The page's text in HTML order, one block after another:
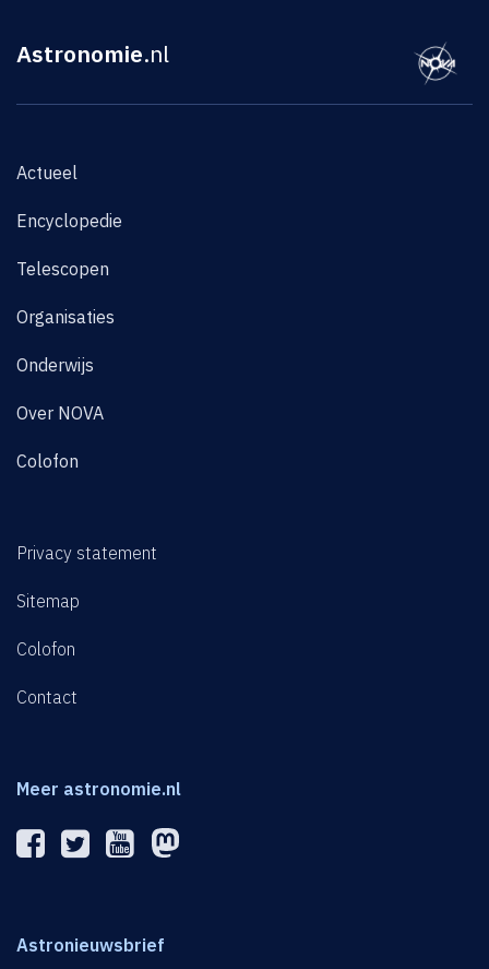
Astronomie.nl
Actueel
Encyclopedie
Telescopen
Organisaties
Onderwijs
Over NOVA
Colofon
Privacy statement
Sitemap
Colofon
Contact
Meer astronomie.nl
Astronieuwsbrief